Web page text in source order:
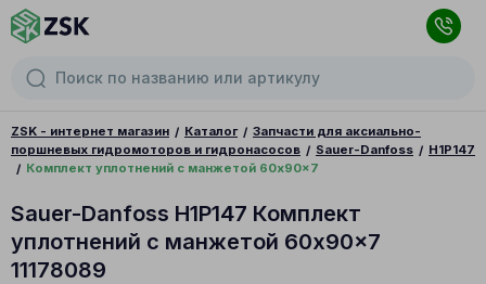
ZSK - интернет магазин Каталог
Запчасти для аксиально-
поршневых гидромоторов и гидронасосов
Sauer-Danfoss
H1P147
Комплект уплотнений с манжетой 60x90x7
Sauer-Danfoss H1P147 Комплект
уплотнений с манжетой 60x90x7
11178089